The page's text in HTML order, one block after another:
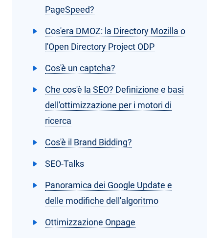
PageSpeed?
Cos'era DMOZ: la Directory Mozilla o
l'Open Directory Project ODP
Cos'è un captcha?
Che cos'è la SEO? Definizione e basi
dell'ottimizzazione per i motori di
ricerca
Cos'è il Brand Bidding?
SEO-Talks
Panoramica dei Google Update e
delle modifiche dell'algoritmo
Ottimizzazione Onpage